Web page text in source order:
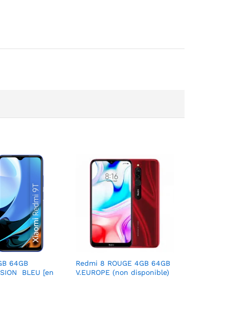
64GB
BLEU [en
Redmi 8 ROUGE 4GB 64GB
V.EUROPE (non disponible)